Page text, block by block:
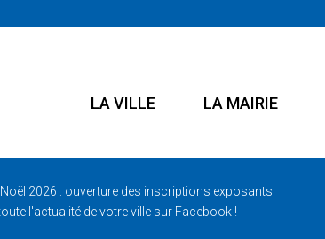
LA VILLE LA MAIRIE
2026 : ouverture des inscriptions exposants
l'actualité de votre ville sur Facebook !